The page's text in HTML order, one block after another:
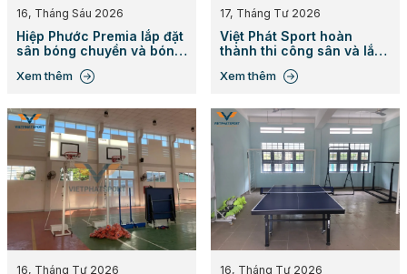
16, Tháng Sáu 2026
Hiệp Phước Premia lắp đặt
sân bóng chuyền và bóng
Xem thêm
17, Tháng Tư 2026
Việt Phát Sport hoàn
thành thi công sân và lắp
bãi biển cho công viên Lê
Xem thêm
16, Tháng Tư 2026 16, Tháng Tư 2026